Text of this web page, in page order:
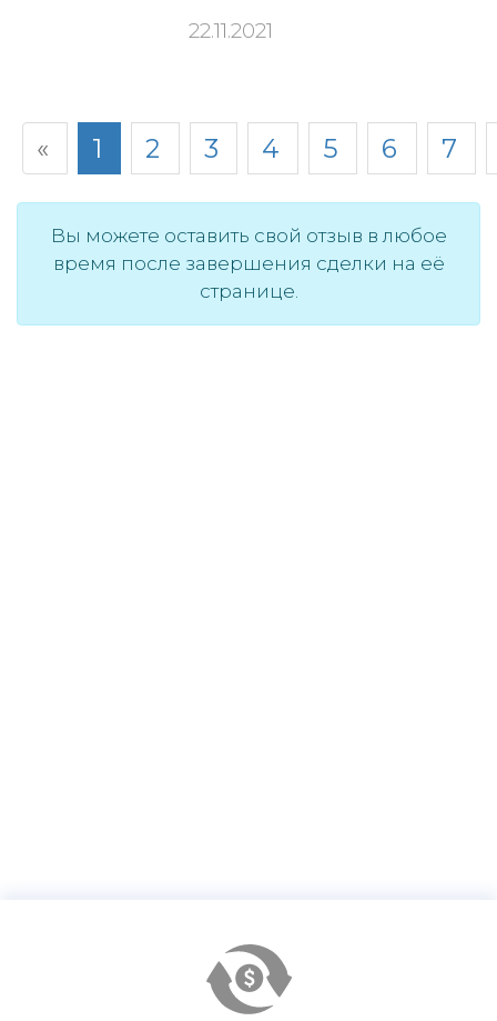
22.11.2021
« 1 2 3 4 5 6 7
Вы можете оставить свой отзыв в любое
время после завершения сделки на её
странице.